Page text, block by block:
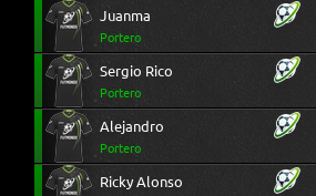
Juanma
Portero
Sergio Rico
Portero
Alejandro
Portero
Ricky Alonso